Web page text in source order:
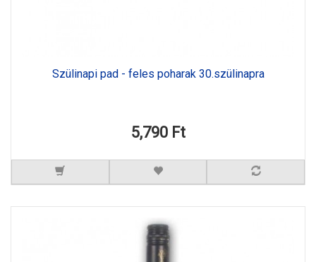
Szülinapi pad - feles poharak 30.szülinapra
5,790 Ft